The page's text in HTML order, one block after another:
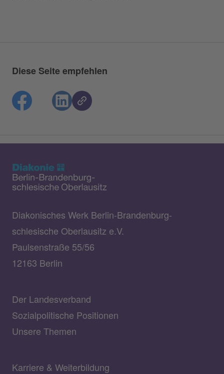
Diese Seite empfehlen
Diakonisches Werk Berlin-Brandenburg-
schlesische Oberlausitz e.V.
Paulsenstraße 55/56
12163 Berlin
Der Landesverband
Sozialpolitische Positionen
Unsere Themen
Karriere & Weiterbildung